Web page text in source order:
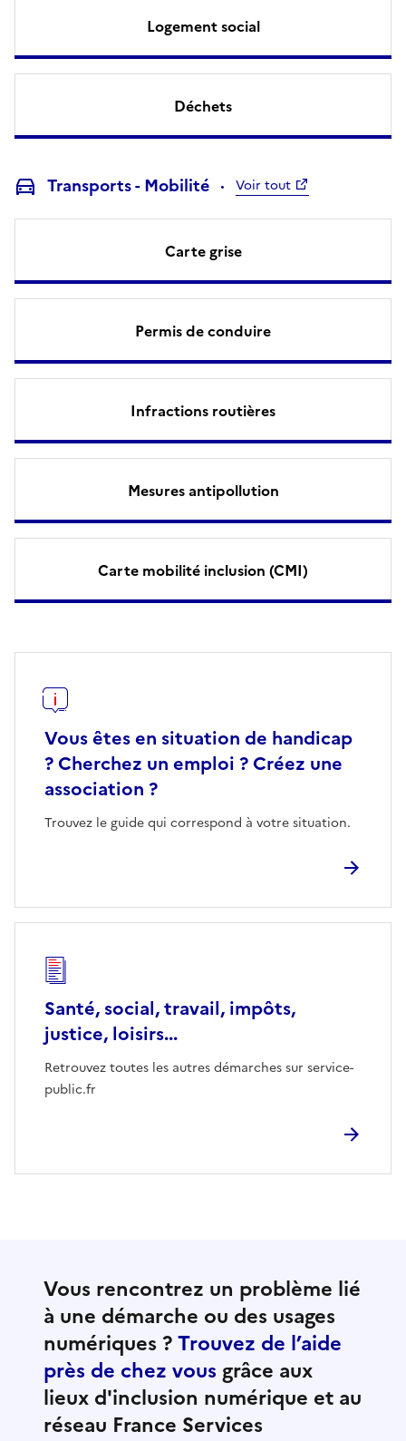
Logement social
Déchets
Transports - Mobilité Voir tout
Carte grise
Permis de conduire
Infractions routières
Mesures antipollution
Carte mobilité inclusion (CMI)
Vous êtes en situation de handicap
? Cherchez un emploi ? Créez une
association ?
Trouvez le guide qui correspond à votre situation.
Santé, social, travail, impôts,
justice, loisirs...
Retrouvez toutes les autres démarches sur service-
public.fr
Vous rencontrez un problème lié
à une démarche ou des usages
numériques ?Trouvez de l’aide
près de chez vous grâce aux
lieux d'inclusion numérique et au
réseau France Services